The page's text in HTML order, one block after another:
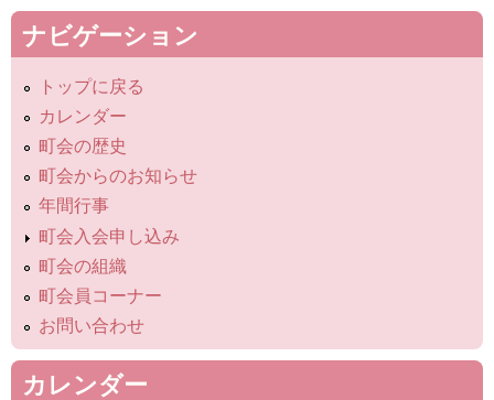
ナビゲーション
トップに戻る
カレンダー
町会の歴史
町会からのお知らせ
年間行事
町会入会申し込み
町会の組織
町会員コーナー
お問い合わせ
カレンダー